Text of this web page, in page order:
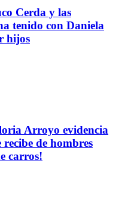
Cerda y las
tenido con Daniela
hijos
Arroyo evidencia
recibe de hombres
carros!